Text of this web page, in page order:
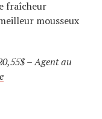
fraîcheur
mousseux
– Agent au